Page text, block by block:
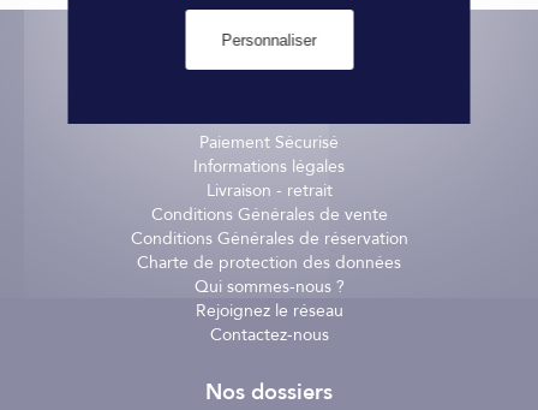
Paiement Sécurisé
Informations légales
Livraison - retrait
Conditions Générales de vente
Conditions Générales de réservation
Charte de protection des données
Qui sommes-nous ?
Rejoignez le réseau
Contactez-nous
Nos dossiers
Personnaliser